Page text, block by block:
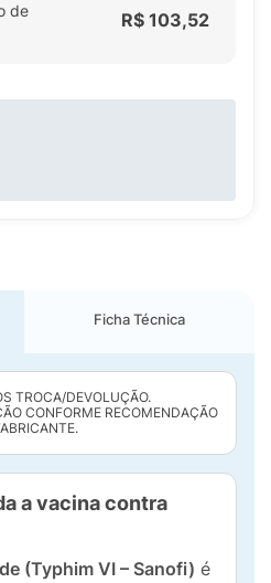
de
R$ 103,52
Ficha Técnica
TROCA/DEVOLUÇÃO.
CONFORME RECOMENDAÇÃO
a vacina contra
(Typhim VI – Sanofi) é